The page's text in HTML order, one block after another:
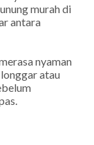
murah di
antara
nyaman
atau